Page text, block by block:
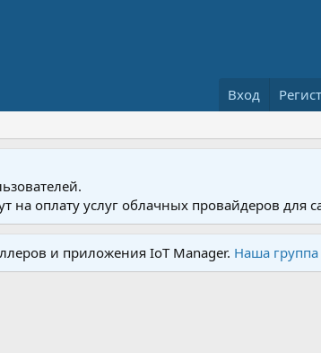
Вход
оплату услуг облачных провайдеров для
и приложения IoT Manager. Наша группа